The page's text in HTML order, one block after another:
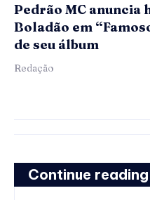
Pedrão MC anuncia
Boladão em
de seu álbum
Redação
Continue reading